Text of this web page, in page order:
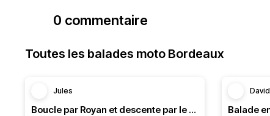
0 commentaire
Toutes les balades moto Bordeaux
Jules
Boucle par Royan et descente par le Médoc
David